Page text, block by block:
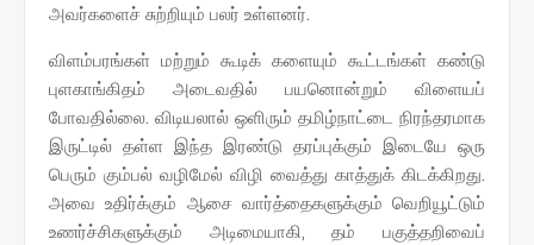
அவர்களைச் சுற்றியும் பலர் உள்ளனர்.
விளம்பரங்கள் மற்றும் கூடிக் களையும் கூட்டங்கள் கண்டு
புளகாங்கிதம் அடைவதில் பயனொன்றும் விளையப்
போவதில்லை. விடியலால் ஒளிரும் தமிழ்நாட்டை நிரந்தரமாக
இருட்டில் தள்ள இந்த இரண்டு தரப்புக்கும் இடையே ஒரு
பெரும் கும்பல் வழிமேல் விழி வைத்து காத்துக் கிடக்கிறது.
அவை உதிர்க்கும் ஆசை வார்த்தைகளுக்கும் வெறியூட்டும்
உணர்ச்சிகளுக்கும் அடிமையாகி, தம் பகுத்தறிவைப்